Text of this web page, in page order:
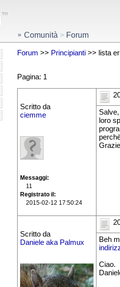
Comunità > Forum
Forum >> Principianti>> lista
Pagina: 1
Scritto da
ciemme
Messaggi
11
Registrato il
2015-02-12 17:50:24
loro
Grazie
Scritto da
Daniele aka Palmux
Beh
Ciao.